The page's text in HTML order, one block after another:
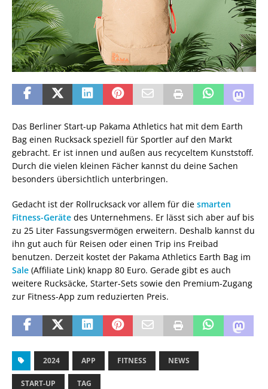
Das Berliner Start-up Pakama Athletics hat mit dem Earth
Bag einen Rucksack speziell für Sportler auf den Markt
gebracht. Er ist innen und außen aus recyceltem Kunststoff.
Durch die vielen kleinen Fächer kannst du deine Sachen
besonders übersichtlich unterbringen.
Gedacht ist der Rollrucksack vor allem für die smarten
Fitness-Geräte des Unternehmens. Er lässt sich aber auf bis
zu 25 Liter Fassungsvermögen erweitern. Deshalb kannst du
ihn gut auch für Reisen oder einen Trip ins Freibad
benutzen. Derzeit kostet der Pakama Athletics Earth Bag im
Sale (Affiliate Link) knapp 80 Euro. Gerade gibt es auch
weitere Rucksäcke, Starter-Sets sowie den Premium-Zugang
zur Fitness-App zum reduzierten Preis.
2024 APP FITNESS NEWS
START-UP TAG